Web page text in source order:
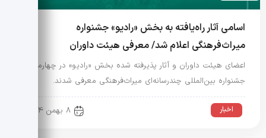
اسامی آثار راه‌یافته به بخش «رادیو» جشنواره
میراث‌فرهنگی اعلام شد/ معرفی هیئت داوران
اعضای هیئت داوران و آثار پذیرفته شده بخش «رادیو» در چهارمین
جشنواره بین‌المللی چندرسانه‌ای میراث‌فرهنگی معرفی شدند.
اخبار 8 بهمن 1404